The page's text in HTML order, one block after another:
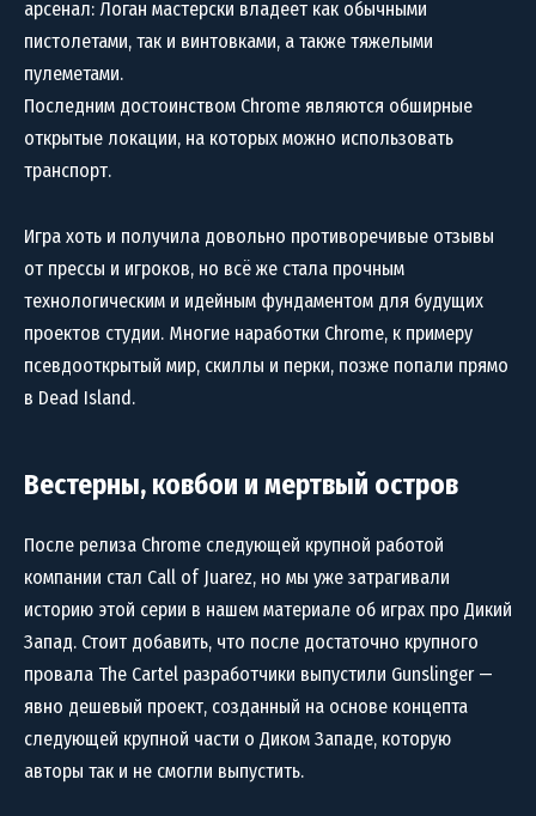
арсенал: Логан мастерски владеет как обычными
пистолетами, так и винтовками, а также тяжелыми
пулеметами.
Последним достоинством Chrome являются обширные
открытые локации, на которых можно использовать
транспорт.
Игра хоть и получила довольно противоречивые отзывы
от прессы и игроков, но всё же стала прочным
технологическим и идейным фундаментом для будущих
проектов студии. Многие наработки Chrome, к примеру
псевдооткрытый мир, скиллы и перки, позже попали прямо
в Dead Island.
Вестерны, ковбои и мертвый остров
После релиза Chrome следующей крупной работой
компании стал Call of Juarez, но мы уже затрагивали
историю этой серии в нашем материале об играх про Дикий
Запад. Стоит добавить, что после достаточно крупного
провала The Cartel разработчики выпустили Gunslinger —
явно дешевый проект, созданный на основе концепта
следующей крупной части о Диком Западе, которую
авторы так и не смогли выпустить.